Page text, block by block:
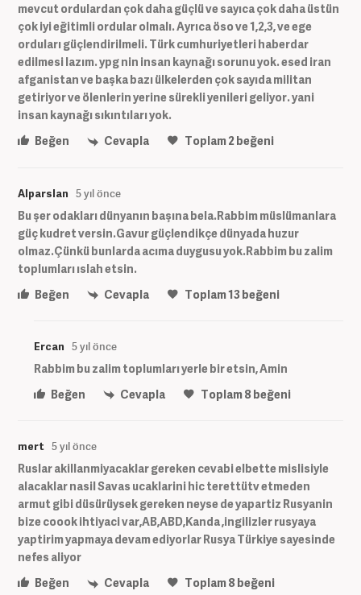
mevcut ordulardan çok daha güçlü ve sayıca çok daha üstün
çok iyi eğitimli ordular olmalı. Ayrıca öso ve 1,2,3, ve ege
orduları güçlendirilmeli. Türk cumhuriyetleri haberdar
edilmesi lazım. ypg nin insan kaynağı sorunu yok. esed iran
afganistan ve başka bazı ülkelerden çok sayıda militan
getiriyor ve ölenlerin yerine sürekli yenileri geliyor. yani
insan kaynağı sıkıntıları yok.
Beğen
Cevapla Toplam2beğeni
Alparslan 5 yıl önce
Bu şer odakları dünyanın başına bela.Rabbim müslümanlara
güç kudret versin.Gavur güçlendikçe dünyada huzur
olmaz.Çünkü bunlarda acıma duygusu yok.Rabbim bu zalim
toplumları ıslah etsin.
Beğen
Cevapla Toplam13beğeni
Ercan 5 yıl önce
Rabbim bu zalim toplumları yerle bir etsin, Amin
Beğen
Cevapla Toplam8beğeni
mert 5 yıl önce
Ruslar akillanmiyacaklar gereken cevabi elbette mislisiyle
alacaklar nasil Savas ucaklarini hic terettütv etmeden
armut gibi düsürüysek gereken neyse de yapartiz Rusyanin
bize coook ihtiyaci var,AB,ABD,Kanda ,ingilizler rusyaya
yaptirim yapmaya devam ediyorlar Rusya Türkiye sayesinde
nefes aliyor
Beğen
Cevapla Toplam8beğeni